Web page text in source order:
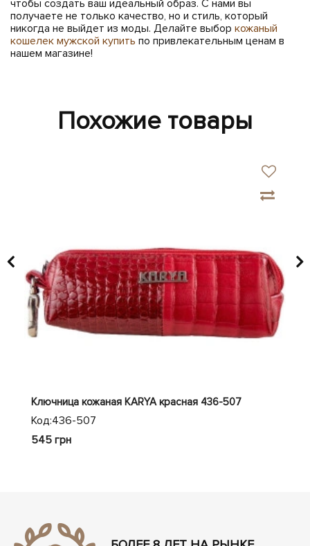
чтобы создать ваш идеальный образ. С нами вы
получаете не только качество, но и стиль, который
никогда не выйдет из моды. Делайте выбор кожаный
кошелек мужской купить по привлекательным ценам в
нашем магазине!
Похожие товары
Ключница кожаная KARYA красная 436-507
Код:436-507
545 грн